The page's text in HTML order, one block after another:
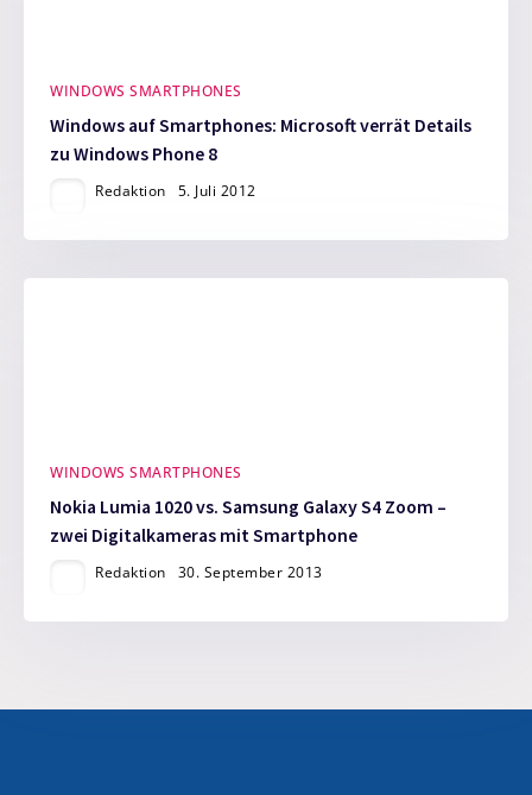
WINDOWS SMARTPHONES
Windows auf Smartphones: Microsoft verrät Details
zu Windows Phone 8
Redaktion 5. Juli 2012
WINDOWS SMARTPHONES
Nokia Lumia 1020 vs. Samsung Galaxy S4 Zoom –
zwei Digitalkameras mit Smartphone
Redaktion 30. September 2013